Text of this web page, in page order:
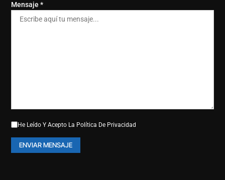
Mensaje *
He Leído Y Acepto La Política De Privacidad